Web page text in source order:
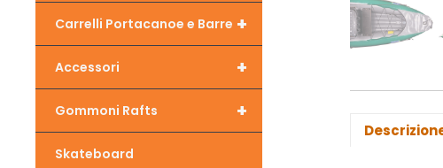
+
Carrelli Portacanoe e Barre
+
Accessori
+
Gommoni Rafts
Skateboard